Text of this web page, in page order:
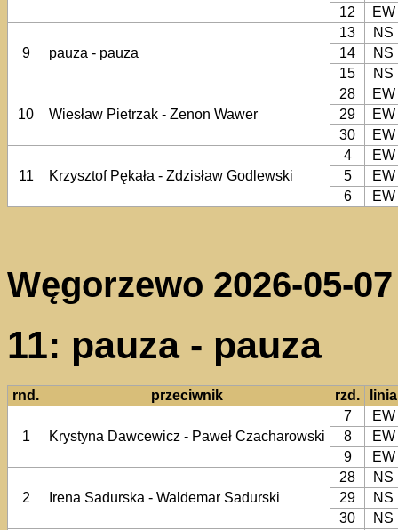
12
EW
9 pauza - pauza
13
NS
14
NS
15
NS
10 Wiesław Pietrzak - Zenon Wawer
28
EW
29
EW
30
EW
11 Krzysztof Pękała - Zdzisław Godlewski
4
EW
5
EW
6
EW
Węgorzewo 2026-05-07
11: pauza - pauza
rnd. przeciwnik rzd. linia
1 Krystyna Dawcewicz - Paweł Czacharowski
7
EW
8
EW
9
EW
2 Irena Sadurska - Waldemar Sadurski
28
NS
29
NS
30
NS